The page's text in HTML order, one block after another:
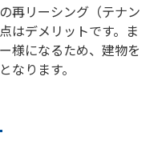
再リーシング（テナン
はデメリットです。ま
様になるため、建物を
なります。